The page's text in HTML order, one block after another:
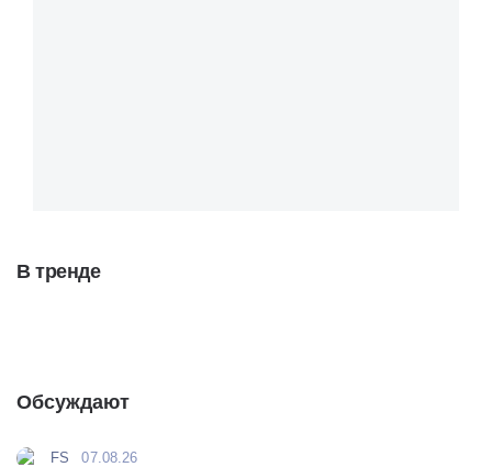
В тренде
Обсуждают
FS 07.08.26